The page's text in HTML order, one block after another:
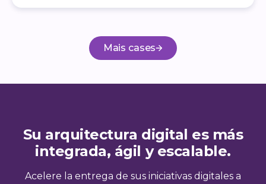
Mais cases
Su arquitectura digital es más
integrada, ágil y escalable.
Acelere la entrega de sus iniciativas digitales a